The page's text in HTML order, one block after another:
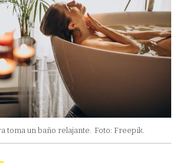
toma un baño relajante. Foto: Freepik.